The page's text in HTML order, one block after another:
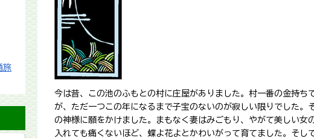
旅
今は昔、この池のふもとの村に庄屋がありました。村一番の金持ち
が、ただ一つこの年になるまで子宝のないのが寂しい限りでした。
の神様に願をかけました。まもなく妻はみごもり、やがて美しい女
入れても痛くないほど、蝶よ花よとかわいがって育てました。そし